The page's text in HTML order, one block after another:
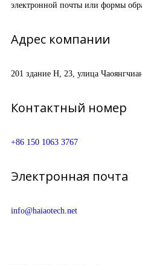
электронной почты или формы
Адрес компании
201 здание H, 23, улица
Контактный номер
+86 150 1063 3767
Электронная почта
info@haiaotech.net